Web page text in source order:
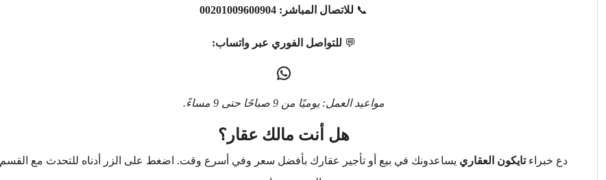
📞 للاتصال المباشر: 00201009600904
💬 للتواصل الفوري عبر واتساب:
مواعيد العمل: يوميًا من 9 صباحًا حتى 9 مساءً.
هل أنت مالك عقار؟
دع خبراءتايكون العقاري يساعدونك في بيع أو تأجير عقارك بأفضل سعر وفي أسرع وقت. اضغط على الزر أدناه للتحدث مع القسم